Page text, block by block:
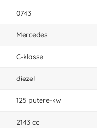
0743
Mercedes
C-klasse
diezel
125 putere-kw
2143 cc